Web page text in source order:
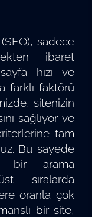
sadece
ibaret
hızı ve
farklı faktörü
sitenizin
sağlıyor ve
tam
Bu sayede
bir arama
sıralarda
oranla çok
bir site,